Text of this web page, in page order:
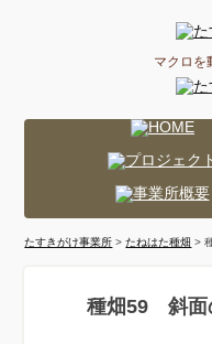
マクロ
たすきがけ事業所 >たねはた種畑 >
種畑59 斜面